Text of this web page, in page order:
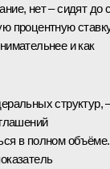
нет – сидят до
процентную
и как
структур,
в полном объёме.